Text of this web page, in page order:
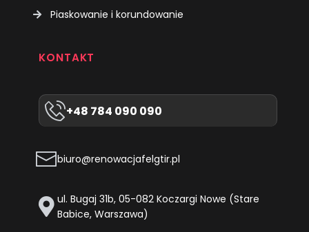
Piaskowanie i korundowanie
KONTAKT
+48 784 090 090
biuro@renowacjafelgtir.pl
ul. Bugaj 31b, 05-082 Koczargi Nowe (Stare
Babice, Warszawa)